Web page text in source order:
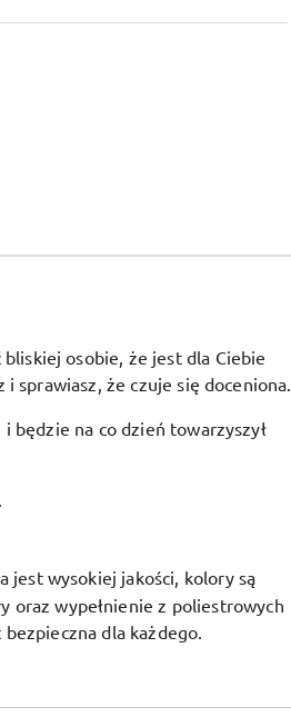
osobie, że jest dla Ciebie
sprawiasz, że czuje się doceniona.
będzie na co dzień towarzyszył
jest wysokiej jakości, kolory są
orazwypełnienie z poliestrowych
dla każdego.